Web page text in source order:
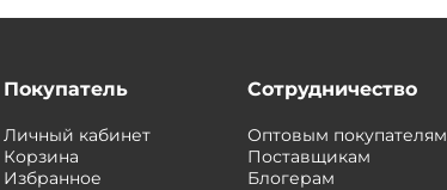
Покупатель
Личный кабинет
Корзина
Избранное
Сотрудничество
Оптовым покупателям
Поставщикам
Блогерам